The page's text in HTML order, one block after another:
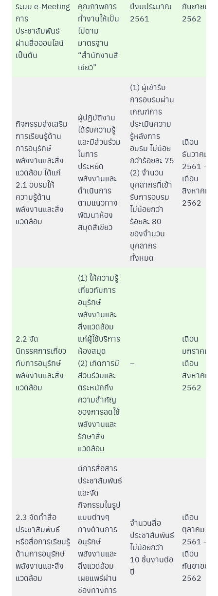
ระบบ e-Meeting
การ
ประชาสัมพันธ์
ผ่านสื่อออนไลน์
เป็นต้น
คุณภาพการ
ทำงานให้เป็น
ไปตาม
มาตรฐาน
“สำนักงานสี
เขียว”
ปีงบประมาณ
2561
กันยายน
2562
กิจกรรมส่งเสริม
การเรียนรู้ด้าน
การอนุรักษ์
พลังงานและสิ่ง
แวดล้อม ได้แก่
2.1 อบรมให้
ความรู้ด้าน
พลังงานและสิ่ง
แวดล้อม
ผู้ปฏิบัติงาน
ได้รับความรู้
และมีส่วนร่วม
ในการ
ประหยัด
พลังงานและ
ดำเนินการ
ตามแนวทาง
พัฒนาห้อง
สมุดสีเขียว
(1) ผู้เข้ารับ
การอบรมผ่าน
เกณฑ์การ
ประเมินความ
รู้หลังการ
อบรม ไม่น้อย
กว่าร้อยละ 75
(2) จำนวน
บุคลากรที่เข้า
รับการอบรม
ไม่น้อยกว่า
ร้อยละ 80
ของจำนวน
บุคลากร
ทั้งหมด
เดือน
ธันวาคม
2561 –
เดือน
สิงหาคม
2562
2.2 จัด
นิทรรศการเกี่ยว
กับการอนุรักษ์
พลังงานและสิ่ง
แวดล้อม
(1) ให้ความรู้
เกี่ยวกับการ
อนุรักษ์
พลังงานและ
สิ่งแวดล้อม
แก่ผู้ใช้บริการ
ห้องสมุด
(2) เกิดการมี
ส่วนร่วมและ
ตระหนักถึง
ความสำคัญ
ของการลดใช้
พลังงานและ
รักษาสิ่ง
แวดล้อม
–
เดือน
มกราคม –
เดือน
สิงหาคม
2562
2.3 จัดทำสื่อ
ประชาสัมพันธ์
หรือสื่อการเรียนรู้
ด้านการอนุรักษ์
พลังงานและสิ่ง
แวดล้อม
มีการสื่อสาร
ประชาสัมพันธ์
และจัด
กิจกรรมในรูป
แบบต่างๆ
ทางด้านการ
อนุรักษ์
พลังงานและ
สิ่งแวดล้อม
เผยแพร่ผ่าน
ช่องทางการ
จำนวนสื่อ
ประชาสัมพันธ์
ไม่น้อยกว่า
10 ชิ้นงานต่อ
ปี
เดือน
ตุลาคม
2561 –
เดือน
กันยายน
2562